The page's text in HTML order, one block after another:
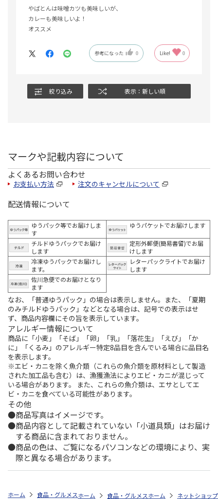
やばとんは味噌カツも美味しいが、
カレーも美味しいよ！
オススメ
参考になった 0 Like! 0
絞り込み 表示：新しい順
マークや記載内容について
よくあるお問い合わせ
お支払い方法 注文のキャンセルについて
配送情報について
ゆうパック等でお届けしま
す
ゆうパケットでお届けします
チルドゆうパックでお届け
します
定形外郵便(簡易書留)でお届
けします
冷凍ゆうパックでお届けし
ます。
レターパックライトでお届け
します
佐川急便でのお届けとなり
ます
なお、「普通ゆうパック」の場合は表示しません。また、「夏期
のみチルドゆうパック」などとなる場合は、記号での表示はせ
ず、商品内容欄にその旨を表示しています。
アレルギー情報について
商品に「小麦」「そば」「卵」「乳」「落花生」「えび」「か
に」「くるみ」のアレルギー特定8品目を含んでいる場合に品目名
を表示します。
※エビ・カニを除く魚介類（これらの魚介類を原材料として製造
された加工品も含む）は、漁獲漁法によりエビ・カニが混じって
いる場合があります。 また、これらの魚介類は、エサとしてエ
ビ・カニを食べている可能性があります。
その他
商品写真はイメージです。
商品内容として記載されていない「小道具類」はお届け
する商品に含まれておりません。
商品の色は、ご覧になるパソコンなどの環境により、実
際と異なる場合があります。
ホーム 食品・グルメストア 郵便局のカタログ 全国カレー祭り 第5
ホーム 食品・グルメストア 都道府県から探す
ホーム ネットショップ